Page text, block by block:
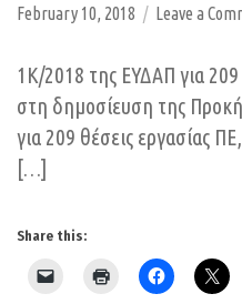
February 10, 2018 Leave a
1Κ/2018 της ΕΥΔΑΠ για
στη δημοσίευση της
για 209 θέσεις εργασίας
[…]
Share this: